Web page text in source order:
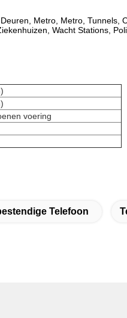
Metro, Metro, Tunnels,
Wacht Stations,
voering
Telefoon